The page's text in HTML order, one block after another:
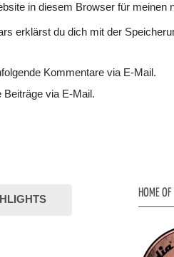
in diesem Browser für meinen
erklärst du dich mit der
Kommentare via E-Mail.
Beiträge via E-Mail.
HOME